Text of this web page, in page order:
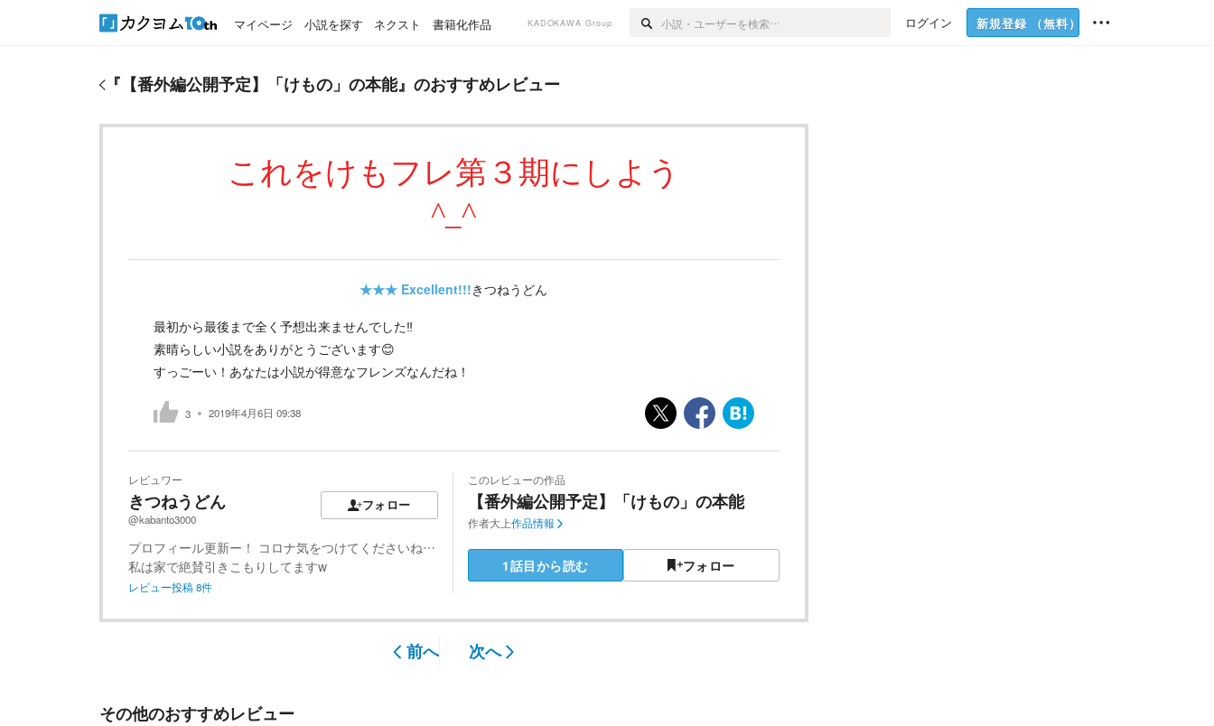
マイページ 小説を探す ネクスト 書籍化作品 KADOKAWA Group ログイン 新規登録 （無料）
『 【番外編公開予定】「けもの」の本能』のおすすめレビュー
これをけもフレ第３期にしよう
^_^
★★★ Excellent!!!きつねうどん
最初から最後まで全く予想出来ませんでした‼︎
素晴らしい小説をありがとうございます😊
すっごーい！あなたは小説が得意なフレンズなんだね！
3 2019年4月6日 09:38
レビュワー
きつねうどん
@kabanto3000
フォロー
プロフィール更新ー！ コロナ気をつけてくださいね…
私は家で絶賛引きこもりしてますw
レビュー投稿8件
このレビューの作品
【番外編公開予定】「けもの」の本能
作者大上作品情報
1話目から読む フォロー
前へ 次へ
その他のおすすめレビュー